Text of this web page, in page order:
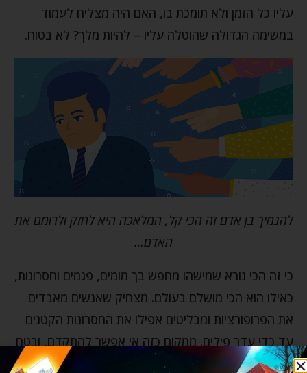
עליו כל הזמן ולא תומכת בו, האם היה מצליח לעמוד
במשימה הגדולה שהוטלה עליו – להיות מלך? לא בטוח.
להנמיך בן אדם זה הכי קל, המלאכה היא לחזק ולרומם את
האדם…
כי זה הכי נורא שמישהו מחפש בך מומים, פגמים וחסרונות,
כאילו הוא הכי מושלם בעולם. מצחיק שאנשים מאבדים
את הפרופורציות ומבליטים אפילו את החסרונות הקטנים
עד כדי עדר פילים. ממקום כזה אי אפשר להתקדם, ובטח
לא להיות מלך. ביקורת היא דבר נורא. היא הורסת בתים